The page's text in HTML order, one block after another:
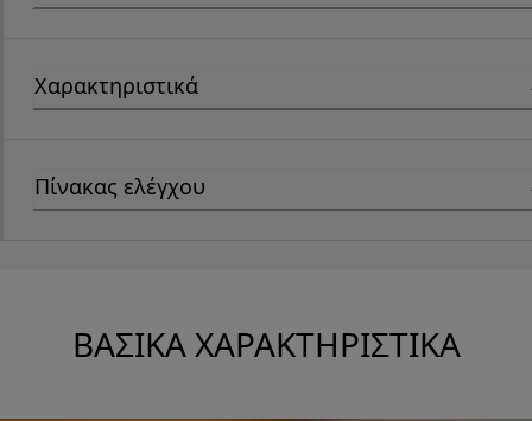
Χαρακτηριστικά
Πίνακας ελέγχου
ΒΑΣΙΚΆ ΧΑΡΑΚΤΗΡΙΣΤΙΚΆ